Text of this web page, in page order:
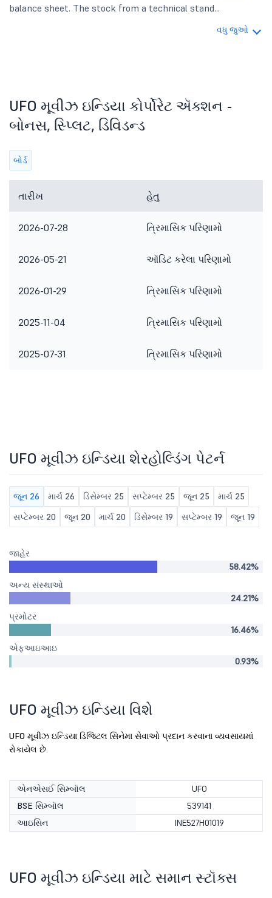
balance sheet. The stock from a technical stand...
વધુ જુઓ
UFO મૂવીઝ ઇન્ડિયા કોર્પોરેટ ઍક્શન -
બોનસ, સ્પ્લિટ, ડિવિડન્ડ
બોર્ડ
તારીખ હેતુ
2026-07-28 ત્રિમાસિક પરિણામો
2026-05-21 ઑડિટ કરેલા પરિણામો
2026-01-29 ત્રિમાસિક પરિણામો
2025-11-04 ત્રિમાસિક પરિણામો
2025-07-31 ત્રિમાસિક પરિણામો
UFO મૂવીઝ ઇન્ડિયા શેરહોલ્ડિંગ પેટર્ન
જૂન 26 માર્ચ 26 ડિસેમ્બર 25 સપ્ટેમ્બર 25 જૂન 25
માર્ચ 25
સપ્ટેમ્બર 20
જૂન 20 માર્ચ 20 ડિસેમ્બર 19 સપ્ટેમ્બર 19 જૂન 19
જાહેર
58.42%
અન્ય સંસ્થાઓ
24.21%
પ્રમોટર
16.46%
એફઆઇઆઇ
0.93%
UFO મૂવીઝ ઇન્ડિયા વિશે
UFO મૂવીઝ ઇન્ડિયા ડિજિટલ સિનેમા સેવાઓ પ્રદાન કરવાના વ્યવસાયમાં
રોકાયેલ છે.
એનએસઈ સિમ્બૉલ
UFO
BSE સિમ્બૉલ
539141
આઇસિન
INE527H01019
UFO મૂવીઝ ઇન્ડિયા માટે સમાન સ્ટૉક્સ